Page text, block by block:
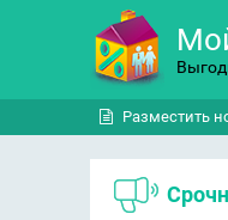
Разместить